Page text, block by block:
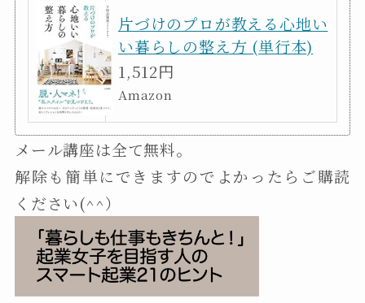
片づけのプロが教える心地い
い暮らしの整え方 (単行本)
1,512円
Amazon
メール講座は全て無料。
解除も簡単にできますのでよかったらご購読
ください(^^）